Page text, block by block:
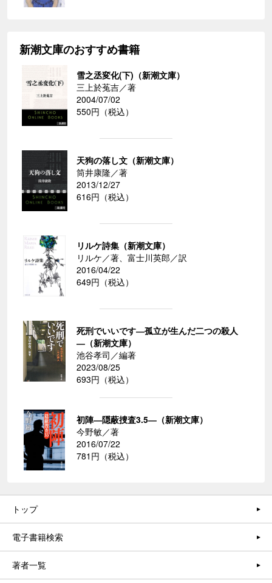
新潮文庫のおすすめ書籍
雪之丞変化(下)（新潮文庫）
三上於菟吉／著
2004/07/02
550円（税込）
天狗の落し文（新潮文庫）
筒井康隆／著
2013/12/27
616円（税込）
リルケ詩集（新潮文庫）
リルケ／著、富士川英郎／訳
2016/04/22
649円（税込）
死刑でいいです―孤立が生んだ二つの殺人
―（新潮文庫）
池谷孝司／編著
2023/08/25
693円（税込）
初陣―隠蔽捜査3.5―（新潮文庫）
今野敏／著
2016/07/22
781円（税込）
トップ
電子書籍検索
著者一覧